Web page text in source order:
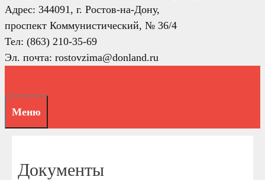
Адрес: 344091, г. Ростов-на-Дону,
проспект Коммунистический, № 36/4
Тел: (863) 210-35-69
Эл. почта: rostovzima@donland.ru
Меню
Документы